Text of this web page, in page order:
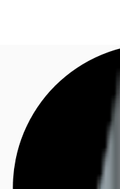
Investieren
Jetzt anrufen